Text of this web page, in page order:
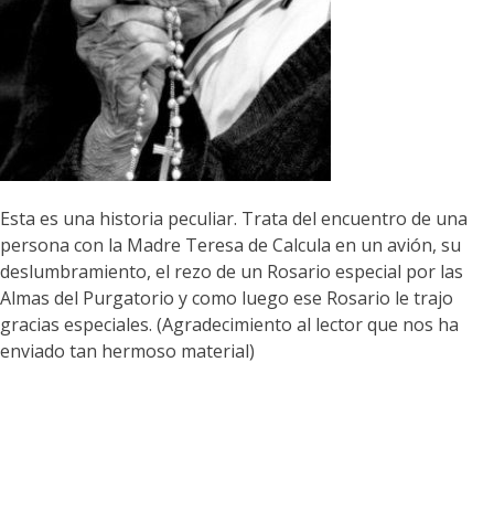
Esta es una historia peculiar. Trata del encuentro de una
persona con la Madre Teresa de Calcula en un avión, su
deslumbramiento, el rezo de un Rosario especial por las
Almas del Purgatorio y como luego ese Rosario le trajo
gracias especiales. (Agradecimiento al lector que nos ha
enviado tan hermoso material)